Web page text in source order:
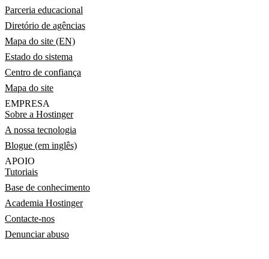
Parceria educacional
Diretório de agências
Mapa do site (EN)
Estado do sistema
Centro de confiança
Mapa do site
EMPRESA
Sobre a Hostinger
A nossa tecnologia
Blogue (em inglês)
APOIO
Tutoriais
Base de conhecimento
Academia Hostinger
Contacte-nos
Denunciar abuso